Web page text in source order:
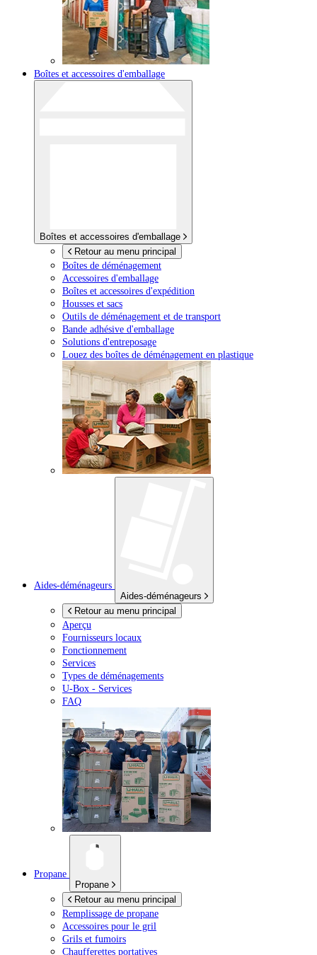
Boîtes et accessoires d'emballage
Boîtes et accessoires d'emballage
Retour au menu principal
Boîtes de déménagement
Accessoires d'emballage
Boîtes et accessoires d'expédition
Housses et sacs
Outils de déménagement et de transport
Bande adhésive d'emballage
Solutions d'entreposage
Louez des boîtes de déménagement en plastique
Aides-déménageurs
Aides-déménageurs
Retour au menu principal
Aperçu
Fournisseurs locaux
Fonctionnement
Services
Types de déménagements
U-Box - Services
FAQ
Propane
Propane
Retour au menu principal
Remplissage de propane
Accessoires pour le gril
Grils et fumoirs
Chaufferettes portatives